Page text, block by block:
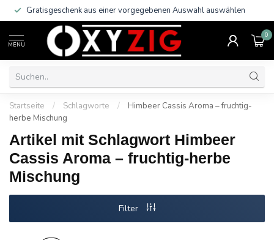
Gratisgeschenk aus einer vorgegebenen Auswahl auswählen
MENU
0
Startseite / Schlagworte /
Himbeer Cassis Aroma – fruchtig-
herbe Mischung
Artikel mit Schlagwort Himbeer
Cassis Aroma – fruchtig-herbe
Mischung
Filter